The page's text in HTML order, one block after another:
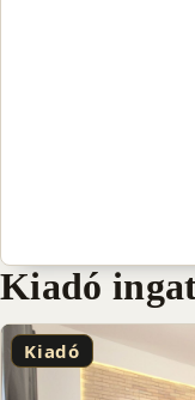
Kiadó
Kiadó